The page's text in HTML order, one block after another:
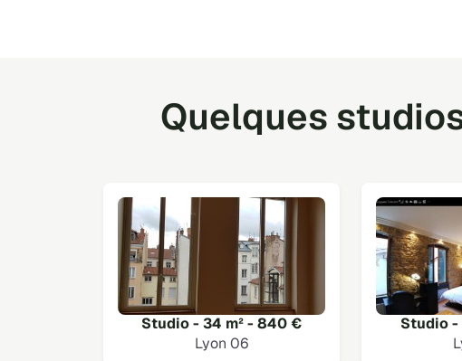
Quelques
Studio - 34 m² - 840 €
Lyon 06
Studio -